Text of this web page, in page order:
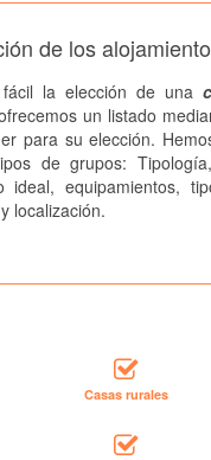
de los
la elección de una
un listado
para su elección.
de grupos:
ideal, equipamientos,
localización.
Casas rurales